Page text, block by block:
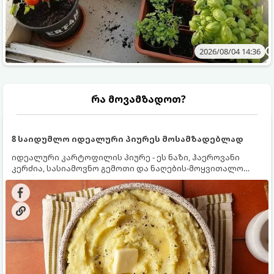
2026/08/04 14:36
რა მოვამზადოთ?
8 საიდუმლო იდეალური პიურეს მოსამზადებლად
იდეალური კარტოფილის პიურე - ეს ნაზი, ჰაეროვანი
კერძია, სასიამოვნო გემოთი და ნაღების-მოყვითალო
ფერით. მისი მომზადება ძალიან მარტივია, მაგრამ
არსებობს რამდენიმე საიდუმლო, რომლებიც უნდა
იცოდეთ, რომ პიურე იდეალურად გემრიელი გამოვიდეს.